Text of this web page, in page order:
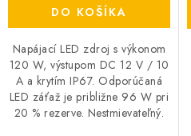
DO KOŠÍKA
Napájací LED zdroj s výkonom
120 W, výstupom DC 12 V / 10
A a krytím IP67. Odporúčaná
LED záťaž je približne 96 W pri
20 % rezerve. Nestmievateľný.